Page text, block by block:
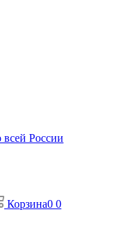
России
Корзина0 0